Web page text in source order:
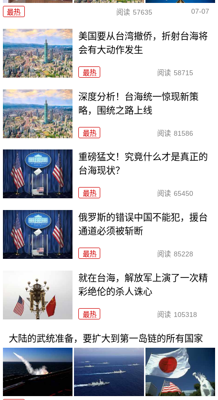
最热 阅读 57635 07-07
美国要从台湾撤侨，折射台海将
会有大动作发生
最热 阅读 58715
深度分析！台海统一惊现新策
略，围统之路上线
最热 阅读 81586
重磅猛文！究竟什么才是真正的
台海现状？
最热 阅读 65450
俄罗斯的错误中国不能犯，援台
通道必须被斩断
最热 阅读 85228
就在台海，解放军上演了一次精
彩绝伦的杀人诛心
最热 阅读 105318
大陆的武统准备，要扩大到第一岛链的所有国家